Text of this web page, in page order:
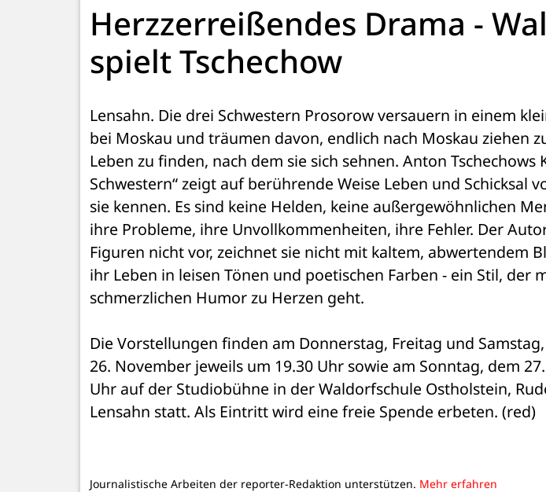
Herzzerreißendes Drama -
spielt Tschechow
Lensahn. Die drei Schwestern Prosorow versauern in einem
bei Moskau und träumen davon, endlich nach Moskau ziehen
Leben zu finden, nach dem sie sich sehnen. Anton Tschechows
Schwestern“ zeigt auf berührende Weise Leben und Schicksal
sie kennen. Es sind keine Helden, keine außergewöhnlichen
ihre Probleme, ihre Unvollkommenheiten, ihre Fehler. Der
Figuren nicht vor, zeichnet sie nicht mit kaltem, abwertendem
ihr Leben in leisen Tönen und poetischen Farben - ein Stil, der
schmerzlichen Humor zu Herzen geht.
Die Vorstellungen finden am Donnerstag, Freitag und
26. November jeweils um 19.30 Uhr sowie am Sonntag, dem
Uhr auf der Studiobühne in der Waldorfschule Ostholstein,
Lensahn statt. Als Eintritt wird eine freie Spende erbeten. (red)
Journalistische Arbeiten der reporter-Redaktion unterstützen. Mehr erfahren